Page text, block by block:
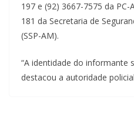
197 e (92) 3667-7575 da PC-
181 da Secretaria de
(SSP-AM).
“A identidade do informante
destacou a autoridade